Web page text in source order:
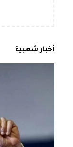
أخبار شعبية